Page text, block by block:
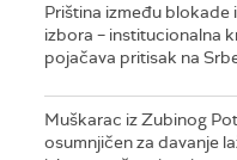
Priština između blokade
izbora – institucionalna
pojačava pritisak na
Muškarac iz Zubinog
osumnjičen za davanje